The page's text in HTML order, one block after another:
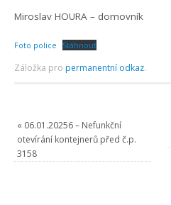
Miroslav HOURA – domovník
Foto police Stáhnout
Záložka pro permanentní odkaz.
« 06.01.20256 – Nefunkční
otevírání kontejnerů před č.p.
3158